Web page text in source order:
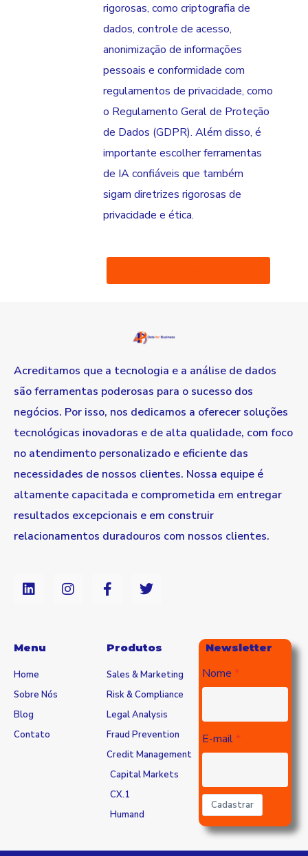
rigorosas, como criptografia de
dados, controle de acesso,
anonimização de informações
pessoais e conformidade com
regulamentos de privacidade, como
o Regulamento Geral de Proteção
de Dados (GDPR). Além disso, é
importante escolher ferramentas
de IA confiáveis que também
sigam diretrizes rigorosas de
privacidade e ética.
Acreditamos que a tecnologia e a análise de dados
são ferramentas poderosas para o sucesso dos
negócios. Por isso, nos dedicamos a oferecer soluções
tecnológicas inovadoras e de alta qualidade, com foco
no atendimento personalizado e eficiente das
necessidades de nossos clientes. Nossa equipe é
altamente capacitada e comprometida em entregar
resultados excepcionais e em construir
relacionamentos duradouros com nossos clientes.
Menu
Home
Sobre Nós
Blog
Contato
Produtos
Sales & Marketing
Risk & Compliance
Legal Analysis
Fraud Prevention
Credit Management
Capital Markets
CX.1
Humand
Newsletter
Nome
E-mail
Cadastrar